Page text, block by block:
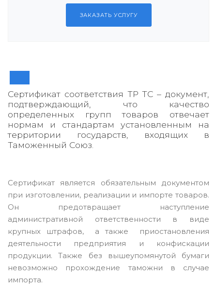
ЗАКАЗАТЬ УСЛУГУ
Сертификат соответствия ТР ТС – документ,
подтверждающий, что качество
определенных групп товаров отвечает
нормам и стандартам установленным на
территории государств, входящих в
Таможенный Союз.
Сертификат является обязательным документом
при изготовлении, реализации и импорте товаров.
Он предотвращает наступление
административной ответственности в виде
крупных штрафов, а также приостановления
деятельности предприятия и конфискации
продукции. Также без вышеупомянутой бумаги
невозможно прохождение таможни в случае
импорта.